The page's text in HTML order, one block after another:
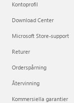
Kontoprofil
Download Center
Microsoft Store-support
Returer
Orderspårning
Återvinning
Kommersiella garantier